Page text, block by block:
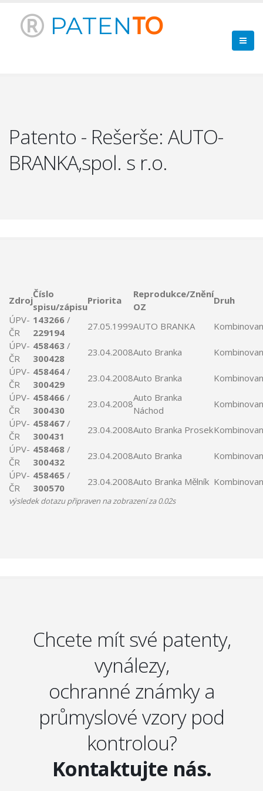
PATENTO
Patento - Rešerše: AUTO-
BRANKA,spol. s r.o.
Zdroj
Číslo
spisu/zápisu
Priorita
Reprodukce/Znění
OZ
Druh
ÚPV-
ČR
143266 /
229194
27.05.1999AUTO BRANKA
ÚPV-
ČR
458463 /
300428
23.04.2008Auto Branka
ÚPV-
ČR
458464 /
300429
23.04.2008Auto Branka
ÚPV-
ČR
458466 /
300430
23.04.2008
Auto Branka
Náchod
ÚPV-
ČR
458467 /
300431
23.04.2008Auto Branka Prosek
ÚPV-
ČR
458468 /
300432
23.04.2008Auto Branka
ÚPV-
ČR
458465 /
300570
23.04.2008Auto Branka Mělník
výsledek dotazu připraven na zobrazení za 0.02s
Chcete mít své patenty,
vynálezy,
ochranné známky a
průmyslové vzory pod
kontrolou?
Kontaktujte nás.